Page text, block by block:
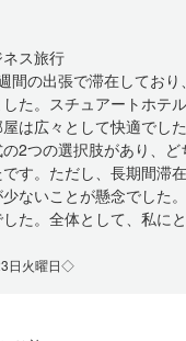
ス旅行
間の出張で滞在しており
た。スチュアートホテ
は広々として快適でし
2つの選択肢があり、
す。ただし、長期間滞
ないことが懸念でした
た。全体として、私に
日火曜日◇